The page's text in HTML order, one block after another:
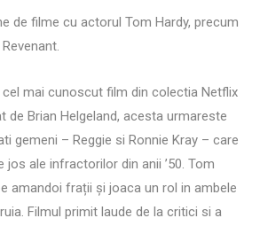
de filme cu actorul Tom Hardy, precum
cel mai cunoscut film din colectia Netflix
de Brian Helgeland, acesta urmareste
gemeni – Reggie si Ronnie Kray – care
jos ale infractorilor din anii ’50. Tom
amandoi frații și joaca un rol in ambele
Filmul primit laude de la critici si a